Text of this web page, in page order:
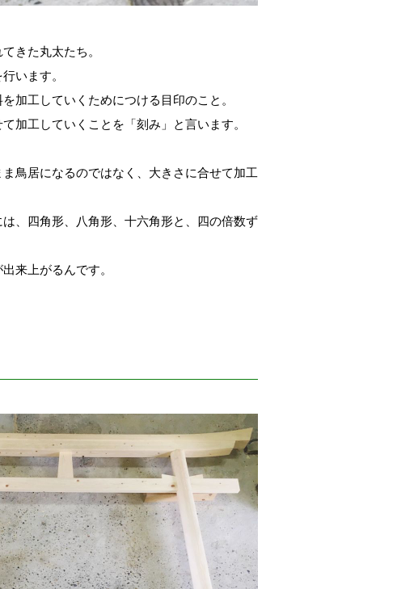
きた丸太たち。
います。
加工していくためにつける目印のこと。
加工していくことを「刻み」と言います。
鳥居になるのではなく、大きさに合せて加工
、四角形、八角形、十六角形と、四の倍数ず
来上がるんです。